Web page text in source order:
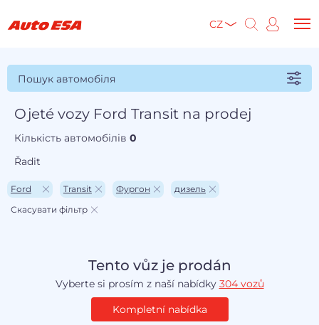
CZ
Пошук автомобіля
Ojeté vozy Ford Transit na prodej
Кількість автомобілів0
Řadit
Ford Transit Фургон
дизель
Скасувати фільтр
Tento vůz je prodán
Vyberte si prosím z naší nabídky 304 vozů
Kompletní nabídka